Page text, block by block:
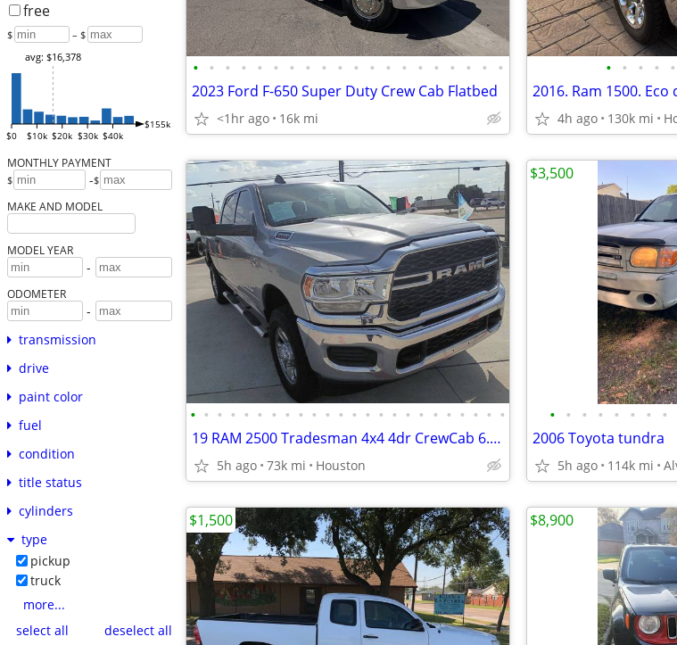
free
$ – $
$0 $10k $20k $30k $40k
$155k
avg: $16,378
MONTHLY PAYMENT
$ -$
MAKE AND MODEL
MODEL YEAR
-
ODOMETER
-
transmission
drive
paint color
fuel
condition
title status
cylinders
type
pickup
truck
more...
select all
deselect all
• • • • • • • • • • • • • • • • • • • •
2023 Ford F-650 Super Duty Crew Cab Flatbed
<1hr ago 16k mi
• • • • •
2016. Ram 1500. Eco
4h ago 130k mi
• • • • • • • • • • • • • • • • • • • • • • • •
19 RAM 2500 Tradesman 4x4 4dr CrewCab 6.3 ft Pickup Financing Availabl
5h ago 73k mi Houston
• • • • • • • •
2006 Toyota tundra
5h ago 114k mi
$3,500
$1,500 $8,900